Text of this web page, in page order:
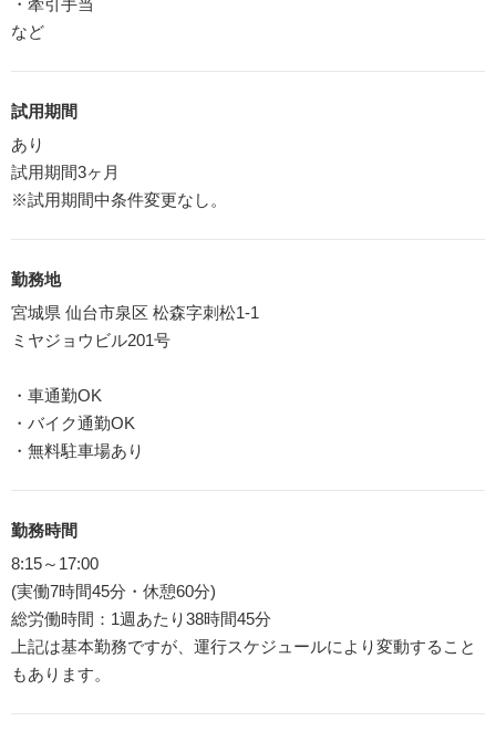
など
試用期間
あり
試用期間3ヶ月
※試用期間中条件変更なし。
勤務地
宮城県 仙台市泉区 松森字刺松1-1
ミヤジョウビル201号
・車通勤OK
・バイク通勤OK
・無料駐車場あり
勤務時間
8:15～17:00
(実働7時間45分・休憩60分)
総労働時間：1週あたり38時間45分
上記は基本勤務ですが、運行スケジュールにより変動すること
もあります。